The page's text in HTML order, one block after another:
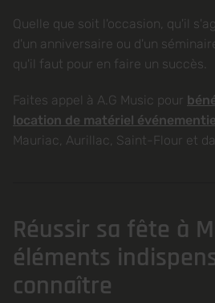
Quelle que soit l'occasion, qu'il
d'un anniversaire ou d'un
qu'il faut pour en faire un succès.
Faites appel à A.G Music pour
location de matériel
Mauriac, Aurillac, Saint-Flour et
Réussir sa fête à
éléments
connaître